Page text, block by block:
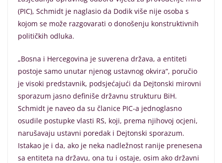
(PIC), Schmidt je naglasio da Dodik više nije osoba s
kojom se može razgovarati o donošenju konstruktivnih
političkih odluka.
„Bosna i Hercegovina je suverena država, a entiteti
postoje samo unutar njenog ustavnog okvira“, poručio
je visoki predstavnik, podsjećajući da Dejtonski mirovni
sporazum jasno definiše državnu strukturu BiH.
Schmidt je naveo da su članice PIC-a jednoglasno
osudile postupke vlasti RS, koji, prema njihovoj ocjeni,
narušavaju ustavni poredak i Dejtonski sporazum.
Istakao je i da, ako je neka nadležnost ranije prenesena
sa entiteta na državu, ona tu i ostaje, osim ako državni